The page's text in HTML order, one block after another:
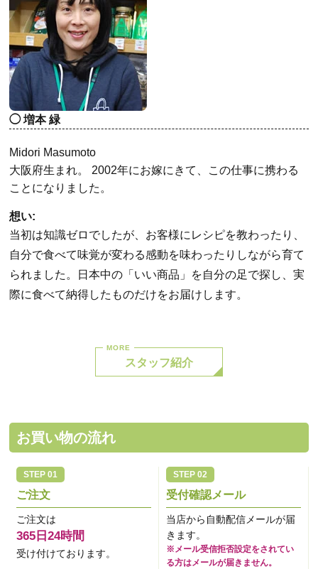
増本 緑
Midori Masumoto
大阪府生まれ。 2002年にお嫁にきて、この仕事に携わる
ことになりました。
想い:
当初は知識ゼロでしたが、お客様にレシピを教わったり、
自分で食べて味覚が変わる感動を味わったりしながら育て
られました。日本中の「いい商品」を自分の足で探し、実
際に食べて納得したものだけをお届けします。
スタッフ紹介
お買い物の流れ
ご注文
ご注文は
365日24時間
受け付けております。
受付確認メール
当店から自動配信メールが届
きます。
※メール受信拒否設定をされてい
る方はメールが届きません。